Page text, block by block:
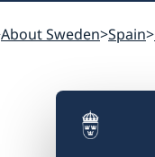
About Sweden Spain